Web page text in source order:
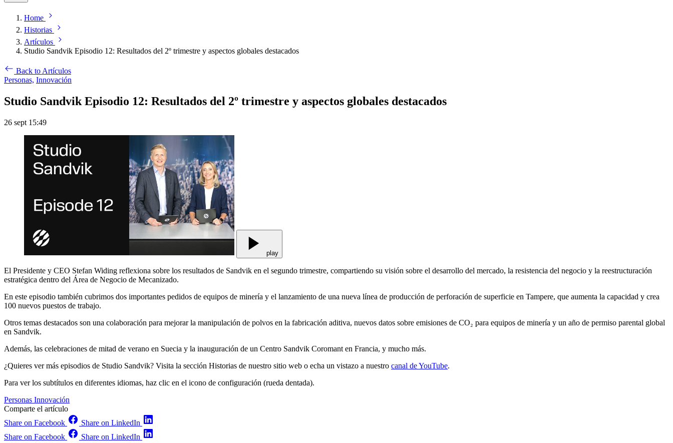
Home
Historias
Artículos
Studio Sandvik Episodio 12: Resultados del 2º trimestre y aspectos globales destacados
Back to Artículos
Personas, Innovación
Studio Sandvik Episodio 12: Resultados del 2º trimestre y aspectos globales destacados
26 sept 15:49
play
El Presidente y CEO Stefan Widing reflexiona sobre los resultados de Sandvik en el segundo trimestre, compartiendo su visión sobre el desarrollo del mercado, la resistencia del negocio y la reestructuración
estratégica dentro del Área de Negocio de Mecanizado.
En este episodio también cubrimos dos importantes pedidos de equipos de minería y el lanzamiento de una nueva línea de producción de perforación de superficie en Tampere, que aumenta la capacidad y crea
100 nuevos puestos de trabajo.
Otros temas destacados son una colaboración para mejorar la manipulación de polvos en la fabricación aditiva, nuevos datos sobre emisiones de CO₂ para equipos de minería y un año de permiso parental global
en Sandvik.
Además, las celebraciones de mitad de verano en Suecia y la inauguración de un Centro Sandvik Coromant en Francia, y mucho más.
¿Quieres ver más episodios de Studio Sandvik? Visita la sección Historias de nuestro sitio web o echa un vistazo a nuestro canal de YouTube.
Para ver los subtítulos en diferentes idiomas, haz clic en el icono de configuración (rueda dentada).
Personas Innovación
Comparte el artículo
Share on Facebook
Share on LinkedIn
Share on Facebook
Share on LinkedIn